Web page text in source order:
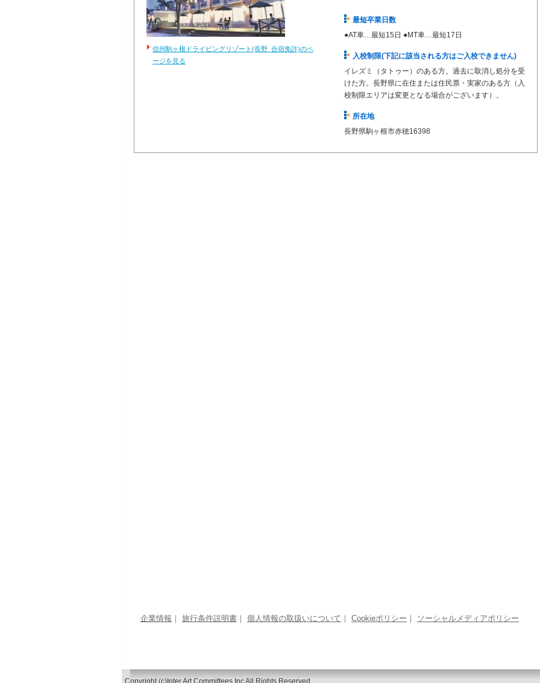
信州駒ヶ根ドライビングリゾート(長野 合宿免許)のペ
ージを見る
最短卒業日数
●AT車…最短15日 ●MT車…最短17日
入校制限(下記に該当される方はご入校できません)
イレズミ（タトゥー）のある方。過去に取消し処分を受
けた方。長野県に在住または住民票・実家のある方（入
校制限エリアは変更となる場合がございます）。
所在地
長野県駒ヶ根市赤穂16398
企業情報 ｜ 旅行条件説明書 ｜ 個人情報の取扱いについて ｜ Cookieポリシー ｜ ソーシャルメディアポリシー
Copyright (c)Inter Art Committees.Inc All Rights Reserved.